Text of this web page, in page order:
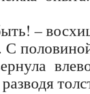
–
С